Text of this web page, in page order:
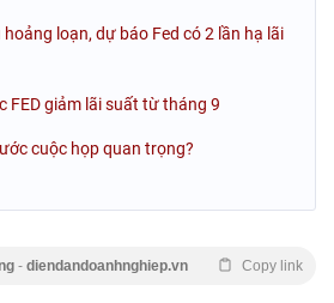
loạn, dự báo Fed có 2 lần hạ lãi
FED giảm lãi suất từ tháng 9
cuộc họp quan trọng?
- diendandoanhnghiep.vn Copy link